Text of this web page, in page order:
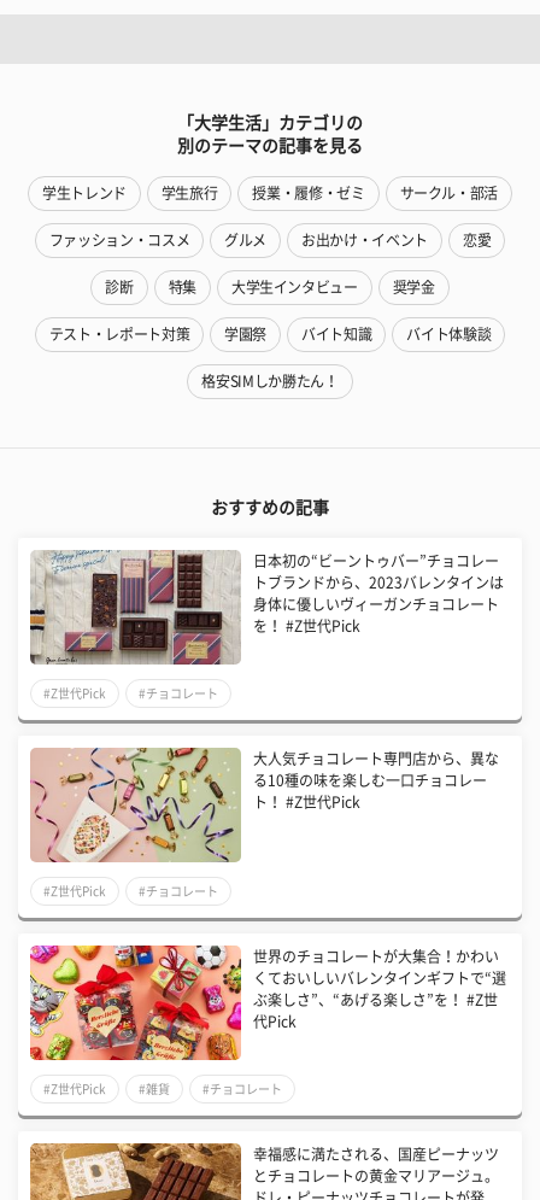
「大学生活」カテゴリの
別のテーマの記事を見る
学生トレンド 学生旅行 授業・履修・ゼミ サークル・部活
ファッション・コスメ グルメ お出かけ・イベント 恋愛
診断 特集 大学生インタビュー 奨学金
テスト・レポート対策 学園祭 バイト知識 バイト体験談
格安SIMしか勝たん！
おすすめの記事
日本初の“ビーントゥバー”チョコレー
トブランドから、2023バレンタインは
身体に優しいヴィーガンチョコレート
を！ #Z世代Pick
#Z世代Pick #チョコレート
大人気チョコレート専門店から、異な
る10種の味を楽しむ一口チョコレー
ト！ #Z世代Pick
#Z世代Pick #チョコレート
世界のチョコレートが大集合！かわい
くておいしいバレンタインギフトで“選
ぶ楽しさ”、“あげる楽しさ”を！ #Z世
代Pick
#Z世代Pick #雑貨 #チョコレート
幸福感に満たされる、国産ピーナッツ
とチョコレートの黄金マリアージュ。
ドレ・ピーナッツチョコレートが発